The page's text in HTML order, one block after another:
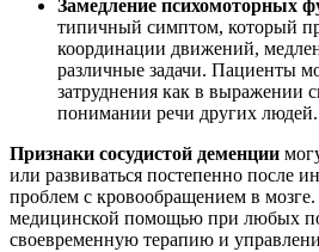
Замедление психомоторных
типичный симптом, который
координации движений,
различные задачи. Пациенты
затруднения как в выражении
понимании речи других людей.
Признаки сосудистой деменции
или развиваться постепенно после
проблем с кровообращением в
медицинской помощью при любых
своевременную терапию и